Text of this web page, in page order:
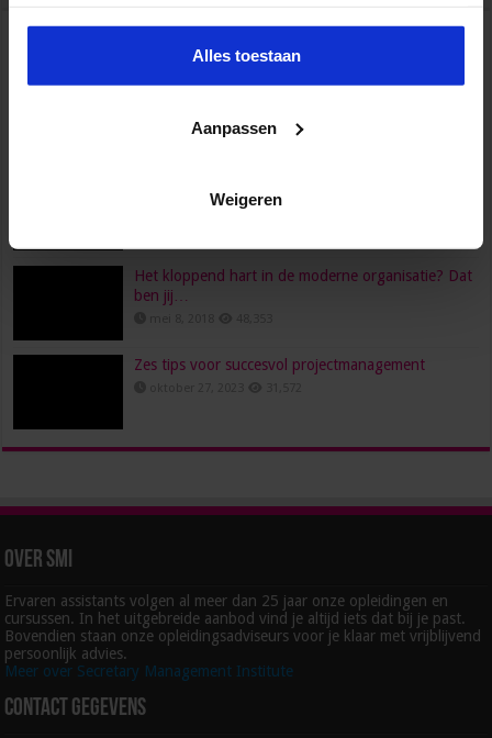
Alles toestaan
Aanpassen
Weigeren
juni 23, 2022 96,558
Wat verdient een secretaresse?
Het kloppend hart in de moderne organisatie? Dat
ben jij…
Zes tips voor succesvol projectmanagement
Over SMI
Ervaren assistants volgen al meer dan 25 jaar onze opleidingen en
cursussen. In het uitgebreide aanbod vind je altijd iets dat bij je past.
Bovendien staan onze opleidingsadviseurs voor je klaar met vrijblijvend
persoonlijk advies.
Meer over Secretary Management Institute
Contact gegevens